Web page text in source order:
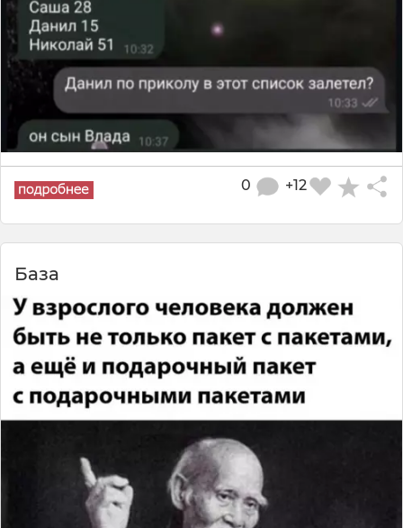
+12
0
База